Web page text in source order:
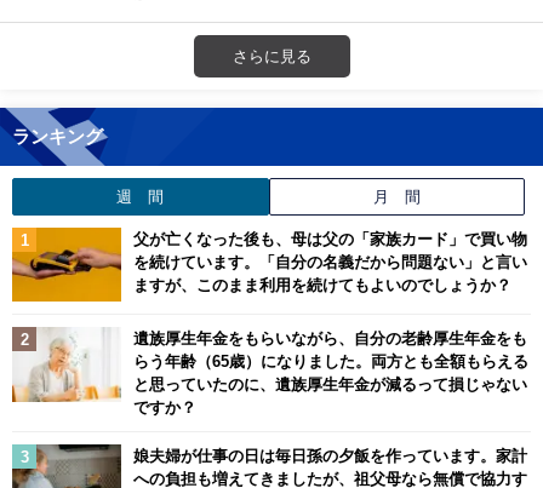
さらに見る
ランキング
週 間 月 間
父が亡くなった後も、母は父の「家族カード」で買い物
を続けています。「自分の名義だから問題ない」と言い
ますが、このまま利用を続けてもよいのでしょうか？
遺族厚生年金をもらいながら、自分の老齢厚生年金をも
らう年齢（65歳）になりました。両方とも全額もらえる
と思っていたのに、遺族厚生年金が減るって損じゃない
ですか？
娘夫婦が仕事の日は毎日孫の夕飯を作っています。家計
への負担も増えてきましたが、祖父母なら無償で協力す